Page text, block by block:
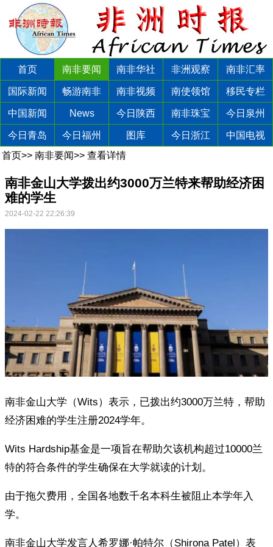
首页 南非要闻 南非华社 非洲观察 南非汇率
国际新闻 畅游南非 南非视频 南使领馆 移民专栏
中国新闻 News 今日陕西 南非珠宝 今日泉州
今日青岛 今日福州 图库 今日浙江
中国电视
首页>> 南非要闻>> 查看详情
南非金山大学拨出约3000万兰特来帮助经济困
难的学生
2024-02-22 22:26:39
南非金山大学（Wits）表示，已拨出约3000万兰特，帮助
经济困难的学生注册2024学年。
Wits Hardship基金是一项旨在帮助欠该机构超过10000兰
特的符合条件的学生确保在大学就读的计划。
由于拖欠费用，全国各地数千名本科生被阻止本学年入
学。
南非金山大学发言人希罗娜·帕特尔（Shirona Patel）表